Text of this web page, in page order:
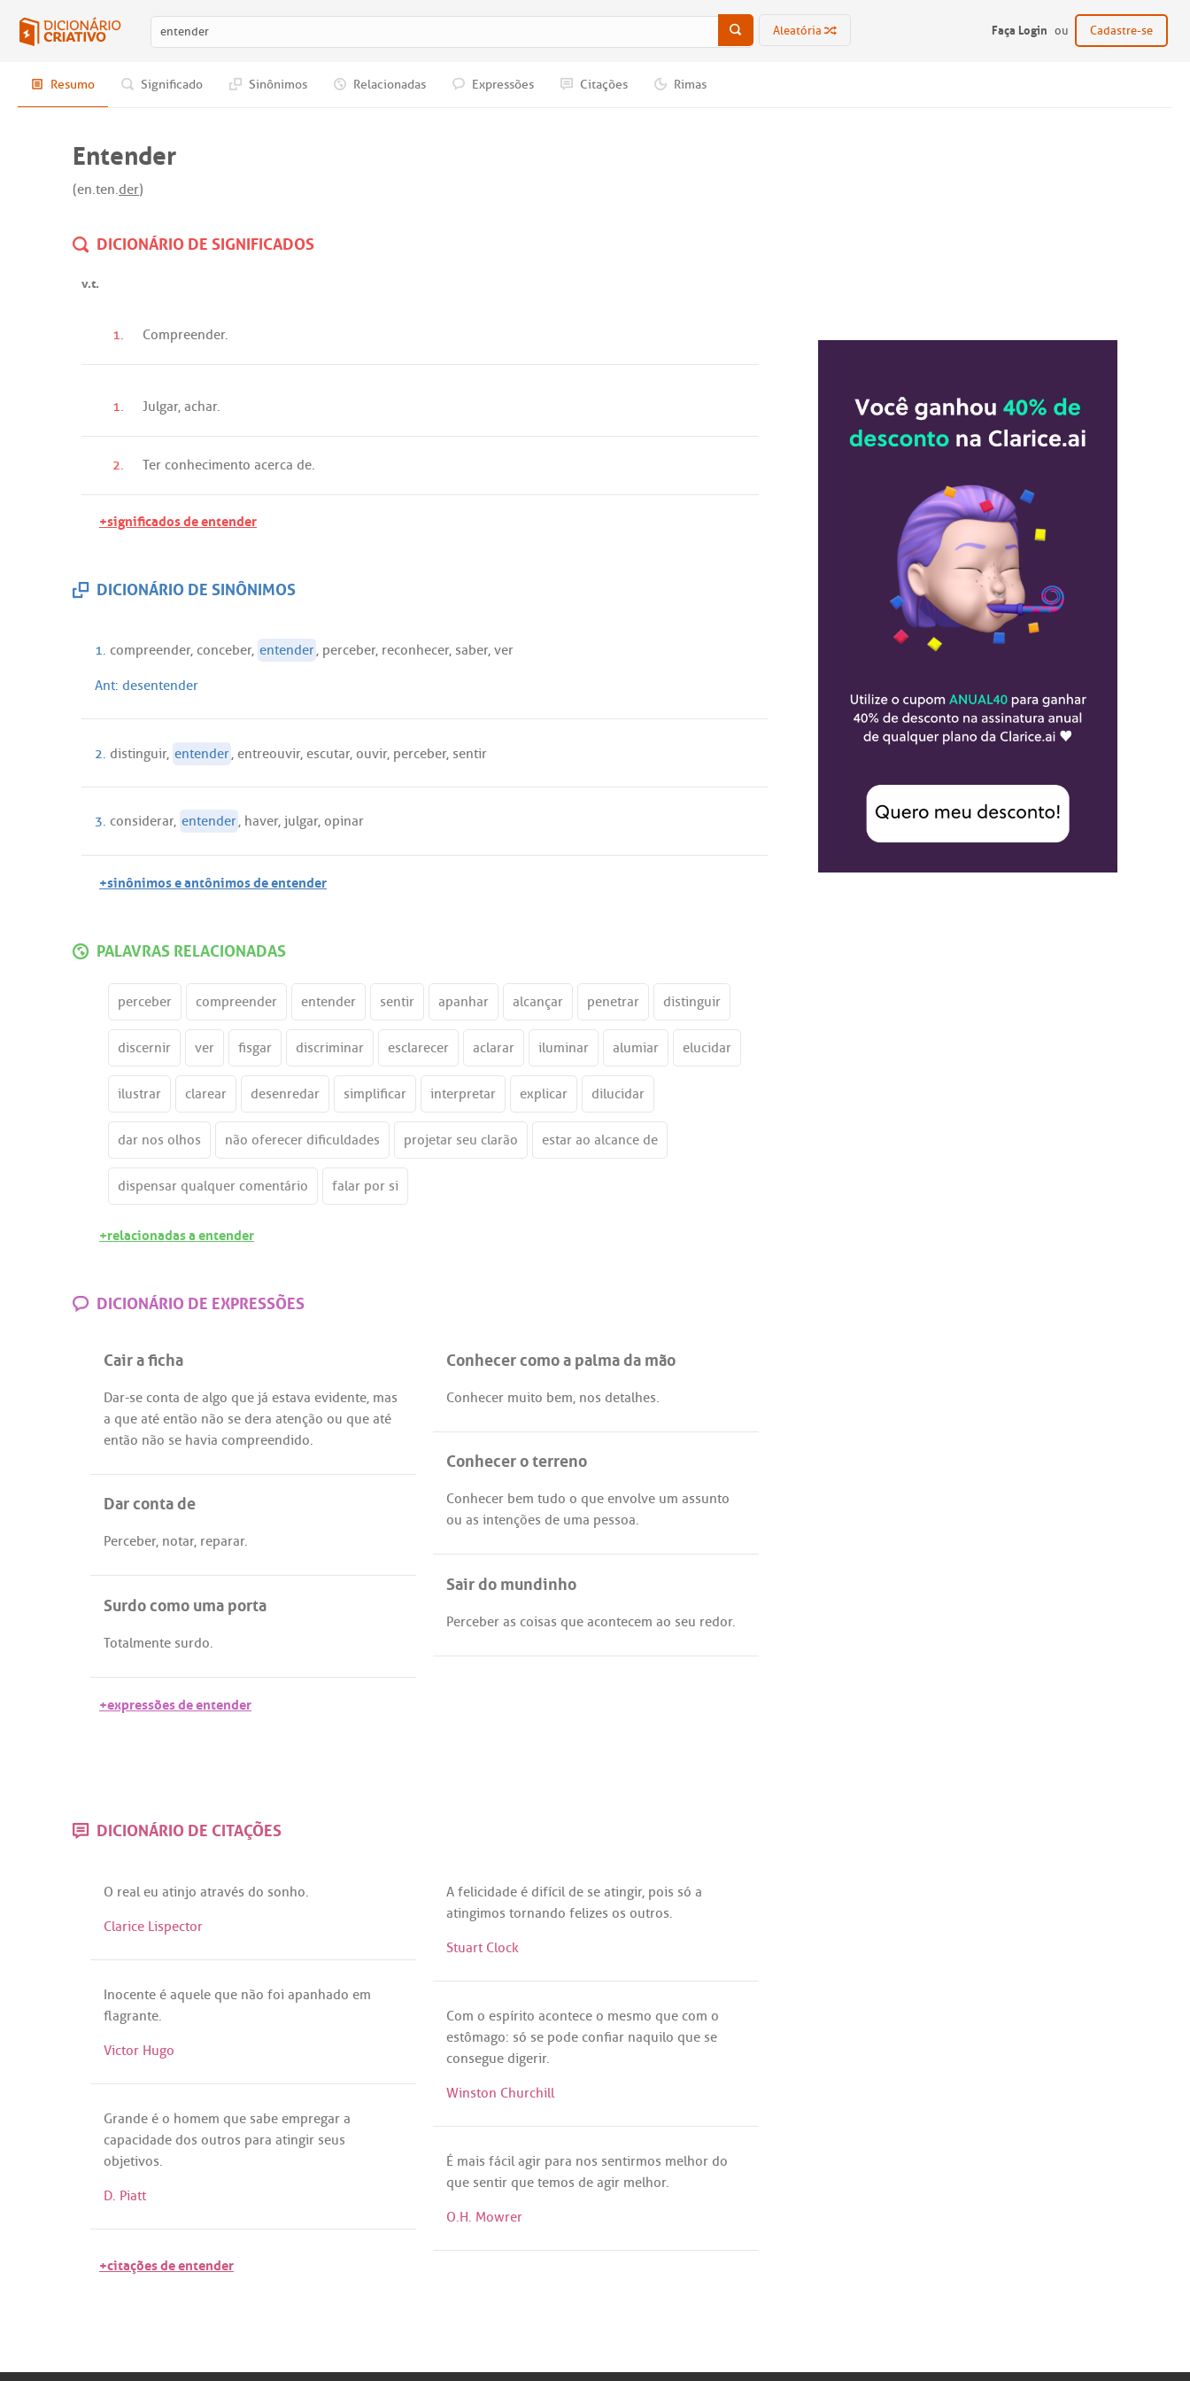
Aleatória Faça Login ou Cadastre-se
Resumo Significado Sinônimos Relacionadas Expressões Citações Rimas
Entender
(en.ten.der)
DICIONÁRIO DE SIGNIFICADOS
v.t.
1. Compreender.
1. Julgar, achar.
2. Ter conhecimento acerca de.
+significados de entender
DICIONÁRIO DE SINÔNIMOS
1. compreender, conceber, entender, perceber, reconhecer, saber, ver
Ant: desentender
2. distinguir, entender, entreouvir, escutar, ouvir, perceber, sentir
3. considerar, entender, haver, julgar, opinar
+sinônimos e antônimos de entender
PALAVRAS RELACIONADAS
perceber compreender entender sentir apanhar alcançar penetrar distinguir
discernir ver fisgar discriminar esclarecer aclarar iluminar alumiar elucidar
ilustrar clarear desenredar simplificar interpretar explicar dilucidar
dar nos olhos não oferecer dificuldades projetar seu clarão estar ao alcance de
dispensar qualquer comentário falar por si
+relacionadas a entender
DICIONÁRIO DE EXPRESSÕES
Cair a ficha
Dar-se conta de algo que já estava evidente, mas
a que até então não se dera atenção ou que até
então não se havia compreendido.
Conhecer como a palma da mão
Conhecer muito bem, nos detalhes.
Conhecer o terreno
Conhecer bem tudo o que envolve um assunto
ou as intenções de uma pessoa.
Dar conta de
Perceber, notar, reparar.
Sair do mundinho
Perceber as coisas que acontecem ao seu redor.
Surdo como uma porta
Totalmente surdo.
+expressões de entender
DICIONÁRIO DE CITAÇÕES
O real eu atinjo através do sonho.
Clarice Lispector
A felicidade é difícil de se atingir, pois só a
atingimos tornando felizes os outros.
Stuart Clock
Inocente é aquele que não foi apanhado em
flagrante.
Victor Hugo
Com o espírito acontece o mesmo que com o
estômago: só se pode confiar naquilo que se
consegue digerir.
Winston Churchill
Grande é o homem que sabe empregar a
capacidade dos outros para atingir seus
objetivos.
D. Piatt
É mais fácil agir para nos sentirmos melhor do
que sentir que temos de agir melhor.
O.H. Mowrer
+citações de entender